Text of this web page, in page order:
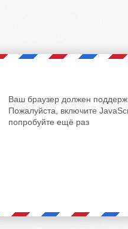
Ваш браузер должен
Пожалуйста, включите
попробуйте ещё раз